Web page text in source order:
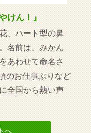
けん！』
、ハート型の鼻
名前は、みかん
あわせて命名さ
のお仕事ぶりなど
全国から熱い声
へ